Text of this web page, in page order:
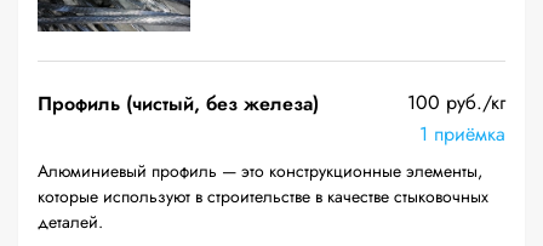
Профиль (чистый, без железа)
100 руб./кг
1 приёмка
Алюминиевый профиль — это конструкционные элементы,
которые используют в строительстве в качестве стыковочных
деталей.